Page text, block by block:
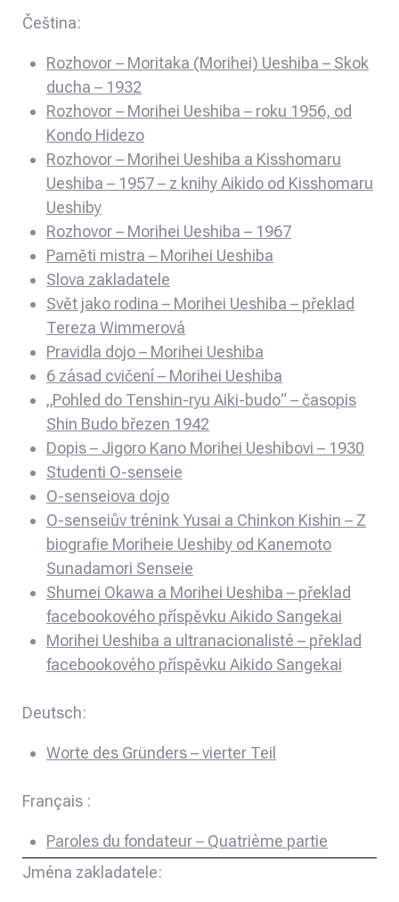
Čeština:
Rozhovor – Moritaka (Morihei) Ueshiba – Skok
ducha – 1932
Rozhovor – Morihei Ueshiba – roku 1956, od
Kondo Hidezo
Rozhovor – Morihei Ueshiba a Kisshomaru
Ueshiba – 1957 – z knihy Aikido od Kisshomaru
Ueshiby
Rozhovor – Morihei Ueshiba – 1967
Paměti mistra – Morihei Ueshiba
Slova zakladatele
Svět jako rodina – Morihei Ueshiba – překlad
Tereza Wimmerová
Pravidla dojo – Morihei Ueshiba
6 zásad cvičení – Morihei Ueshiba
„Pohled do Tenshin-ryu Aiki-budo“ – časopis
Shin Budo březen 1942
Dopis – Jigoro Kano Morihei Ueshibovi – 1930
Studenti O-senseie
O-senseiova dojo
O-senseiův trénink Yusai a Chinkon Kishin – Z
biografie Moriheie Ueshiby od Kanemoto
Sunadamori Senseie
Shumei Okawa a Morihei Ueshiba – překlad
facebookového příspěvku Aikido Sangekai
Morihei Ueshiba a ultranacionalisté – překlad
facebookového příspěvku Aikido Sangekai
Deutsch:
Worte des Gründers – vierter Teil
Français :
Paroles du fondateur – Quatrième partie
Jména zakladatele: